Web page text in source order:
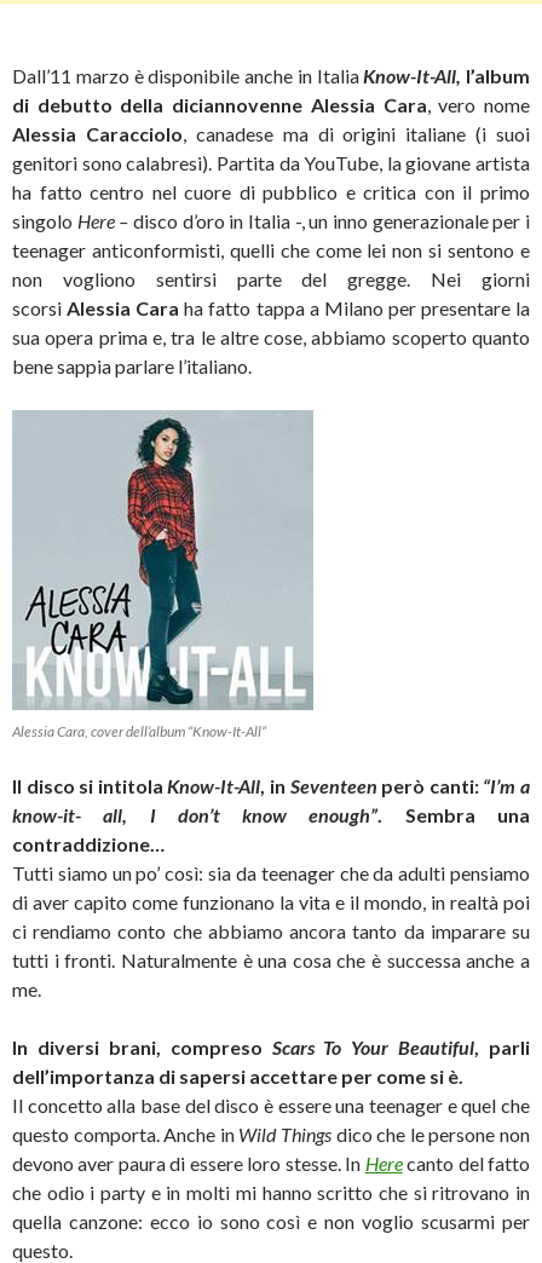
Dall’11 marzo è disponibile anche in Italia Know-It-All, l’album
di debutto della diciannovenne Alessia Cara , vero nome
Alessia Caracciolo , canadese ma di origini italiane (i suoi
genitori sono calabresi). Partita da YouTube, la giovane artista
ha fatto centro nel cuore di pubblico e critica con il primo
singolo Here – disco d’oro in Italia -, un inno generazionale per i
teenager anticonformisti, quelli che come lei non si sentono e
non vogliono sentirsi parte del gregge.
Nei giorni
scorsi Alessia Caraha fatto tappa a Milano per presentare la
sua opera prima e, tra le altre cose, abbiamo scoperto quanto
bene sappia parlare l’italiano.
Alessia Cara, cover dell’album “Know-It-All”
Il disco si intitola Know-It-All , in Seventeen però canti: “I’m a
know-it- all, I don’t know enough” . Sembra una
contraddizione…
Tutti siamo un po’ così: sia da teenager che da adulti pensiamo
di aver capito come funzionano la vita e il mondo, in realtà poi
ci rendiamo conto che abbiamo ancora tanto da imparare su
tutti i fronti. Naturalmente è una cosa che è successa anche a
me.
In diversi brani, compreso Scars To Your Beautiful , parli
dell’importanza di sapersi accettare per come si è.
Il concetto alla base del disco è essere una teenager e quel che
questo comporta. Anche in Wild Things dico che le persone non
devono aver paura di essere loro stesse. In Herecanto del fatto
che odio i party e in molti mi hanno scritto che si ritrovano in
quella canzone: ecco io sono così e non voglio scusarmi per
questo.